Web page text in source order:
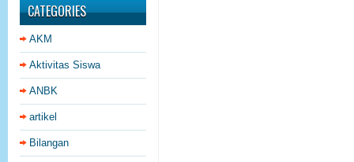
CATEGORIES
AKM
Aktivitas Siswa
ANBK
artikel
Bilangan